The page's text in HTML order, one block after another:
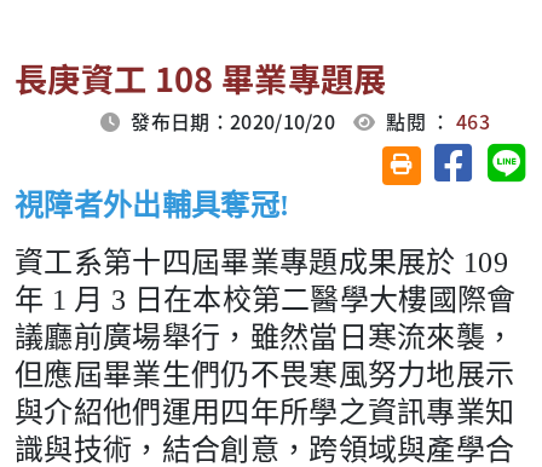
長庚資工 108 畢業專題展
發布日期：2020/10/20 點閱 ：463
友善列印(另開視
分享至
視障者外出輔具奪冠!
資工系第十四屆畢業專題成果展於 109
年 1 月 3 日在本校第二醫學大樓國際會
議廳前廣場舉行，雖然當日寒流來襲，
但應屆畢業生們仍不畏寒風努力地展示
與介紹他們運用四年所學之資訊專業知
識與技術，結合創意，跨領域與產學合